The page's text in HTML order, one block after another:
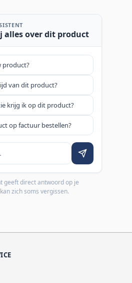
alles over dit product
product?
van dit product?
krijg ik op dit product?
op factuur bestellen?
geeft direct antwoord op je
zich soms vergissen.